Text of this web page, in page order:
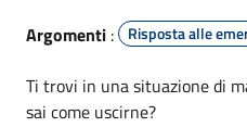
Argomenti : Risposta alle
Ti trovi in una situazione di
sai come uscirne?